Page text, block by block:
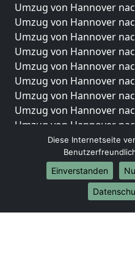
Umzug von Hannover
Umzug von Hannover
Umzug von Hannover
Umzug von Hannover
Umzug von Hannover
Umzug von Hannover
Umzug von Hannover
Umzug von Hannover
Umzug von Hannover
Umzug von Hannover
Umzug von Hannover
Umzug von Hannover
Internationale-
Umzug von Hannover
Diese Internetseite
Einverstanden